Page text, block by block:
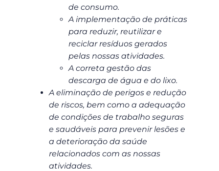
de consumo.
A implementação de práticas
para reduzir, reutilizar e
reciclar resíduos gerados
pelas nossas atividades.
A correta gestão das
descarga de água e do lixo.
A eliminação de perigos e redução
de riscos, bem como a adequação
de condições de trabalho seguras
e saudáveis para prevenir lesões e
a deterioração da saúde
relacionados com as nossas
atividades.